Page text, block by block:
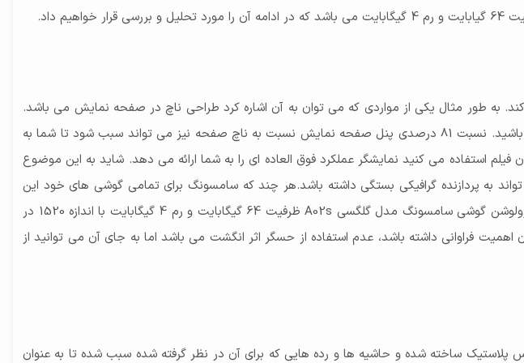
به طور مثال یکی از مواردی که می توان به آن اشاره کرد طراحی ناچ در صفحه نمایش می باشد.
استفاده از کمترین مناطق ناچ سبب می شود تا پنل صفحه نمایش بیشتر دیده شود و دید واضح تری داشته باشید. نسبت 81 درصدی پنل صفحه نمایش نسبت به ناچ صفحه نیز می تواند سبب شود تا شما به
فیلم استفاده می کنید نمایشگر عملکرد فوق العاده ای را به شما ارائه می دهد. شاید به این موضوع
به پردازنده گرافیکی بستگی داشته باشد.هر چند که سامسونگ برای تمامی گوشی های خود این
عامل را در نظر می گیرد زیرا کیفیت بالای محصولات سبب فروش بیشتر و رضایت خاطر مشتری می شود. رزولوشن گوشی سامسونگ مدل گلگسی A02s ظرفیت 64 گیگابایت و رم 4 گیگابایت با اندازه 1520 در
اهمیت فراوانی داشته باشد، عدم استفاده از حسگر اثر انگشت می باشد اما به جای آن می توانید از
ساخته شده و حاشیه ها و رده هایی که برای آن در نظر گرفته شده سبب شده تا به عنوان